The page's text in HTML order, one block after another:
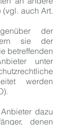
(vgl. auch Art.
der
sie der
betreffenden
unter
werden
dazu
denen